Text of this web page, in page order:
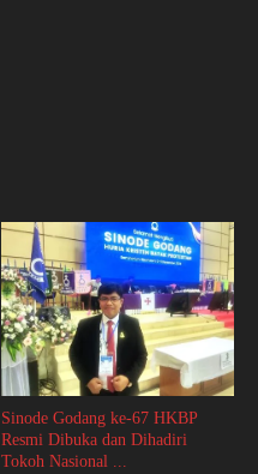
Sinode Godang ke-67 HKBP
Resmi Dibuka dan Dihadiri
Tokoh Nasional ...